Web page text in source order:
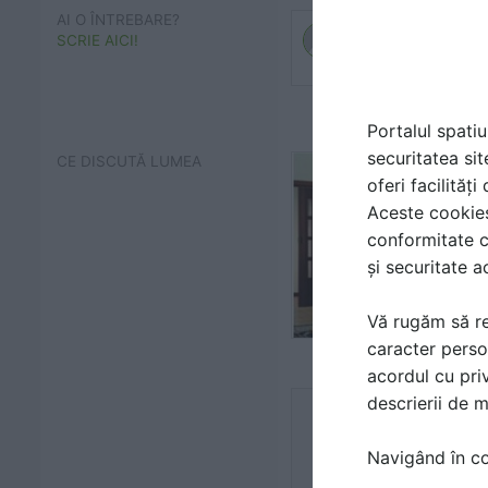
AI O ÎNTREBARE?
SCRIE AICI!
CE DISCUTĂ LUMEA
Portalul
securitatea
oferi facilități
Aceste
conformitate
și securitate
Vă rugăm să
caracter
acordul cu
descrierii de
Navigând în